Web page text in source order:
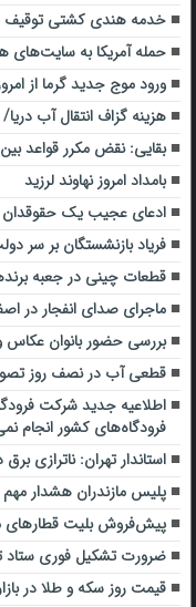
خدمه هندی کشتی توقیف
حمله آمریکا به سایت‌های
ورود موج جدید گرما از امروز؛ دمای بالای ۵۰
هزینه گزاف انتقال آب
بقایی: نقض مکرر قواعد بین
بامداد امروز نهاوند لرزید
ادعای عجیب یک حقوقدان
فریاد بازنشستگان بر سر
قطعات چینی در جعبه
ماجرای صدای انفجار در
بررسی حضور بانوان‌ عکاس و
قطعی آب در نصف روز
اطلاعیه جدید شرکت
فرودگاه‌های کشور انجام
استاندار تهران:
پلیس مازندران هشدار مهم
پیش‌فروش بلیت قطارهای
ضرورت تشکیل فوری ستاد
قیمت روز سکه و طلا در بازار (۲۸ تیر) +